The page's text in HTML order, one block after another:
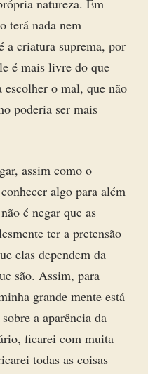
natureza. Em
terá nada nem
a criatura suprema, por
é mais livre do que
o mal, que não
poderia ser mais
assim como o
algo para além
é negar que as
ter a pretensão
elas dependem da
são. Assim, para
grande mente está
a aparência da
ficarei com muita
todas as coisas